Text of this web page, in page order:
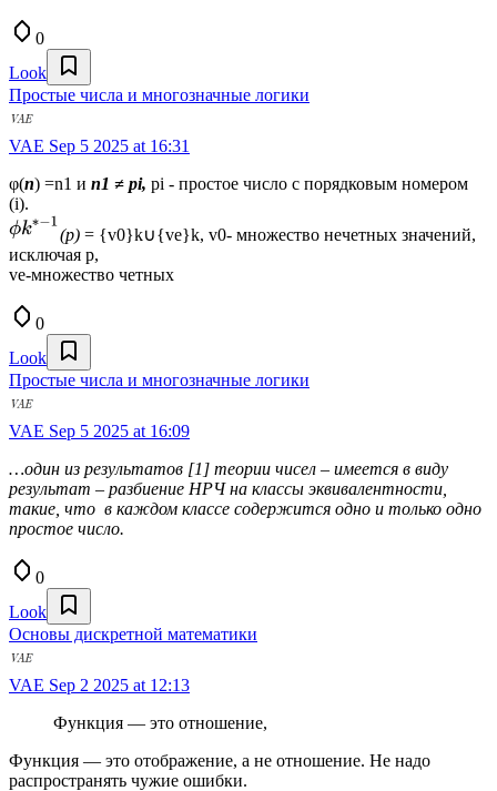
0
Look
Простые числа и многозначные логики
VAE Sep 5 2025 at 16:31
φ(n) =n1 и n1 ≠ рi, рi - простое число с порядковым номером
(i).
(р) = {v0}k∪{vе}k, v0- множество нечетных значений,
исключая р,
ve-множество четных
0
Look
Простые числа и многозначные логики
VAE Sep 5 2025 at 16:09
…один из результатов [1] теории чисел – имеется в виду
результат – разбиение НРЧ на классы эквивалентности,
такие, что в каждом классе содержится одно и только одно
простое число.
0
Look
Основы дискретной математики
VAE Sep 2 2025 at 12:13
Функция — это отношение,
Функция — это отображение, а не отношение. Не надо
распространять чужие ошибки.